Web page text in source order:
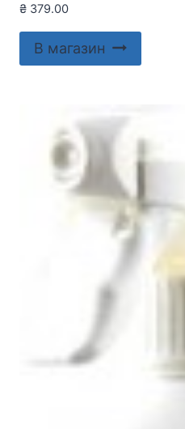
₴ 379.00
В магазин